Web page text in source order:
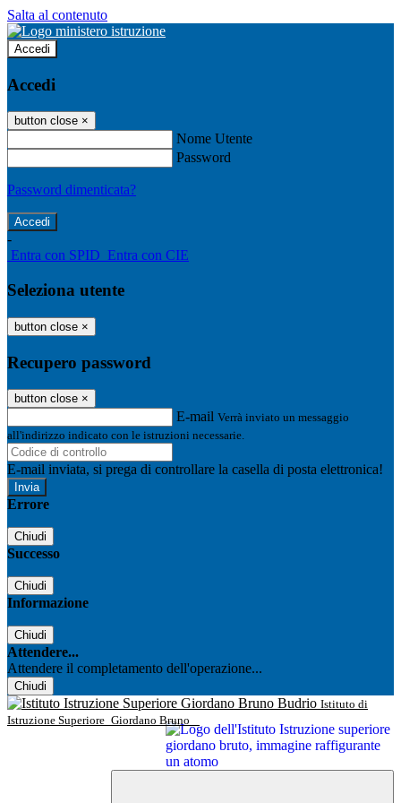
Salta al contenuto
Accedi
Accedi
button close ×
Nome Utente
Password
Password dimenticata?
-
Entra con SPID Entra con CIE
Seleziona utente
button close ×
Recupero password
button close ×
E-mail Verrà inviato un messaggio
all'indirizzo indicato con le istruzioni necessarie.
E-mail inviata, si prega di controllare la casella di posta elettronica!
Errore
Chiudi
Successo
Chiudi
Informazione
Chiudi
Attendere...
Attendere il completamento dell'operazione...
Chiudi
Istituto di
Istruzione Superiore Giordano Bruno